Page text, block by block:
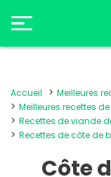
Accueil
Meilleures
Meilleures recettes
Recettes de viande
Recettes de côte de
Côte